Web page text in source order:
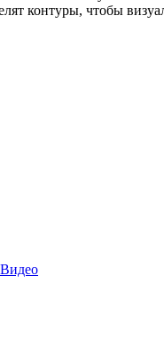
контуры, чтобы